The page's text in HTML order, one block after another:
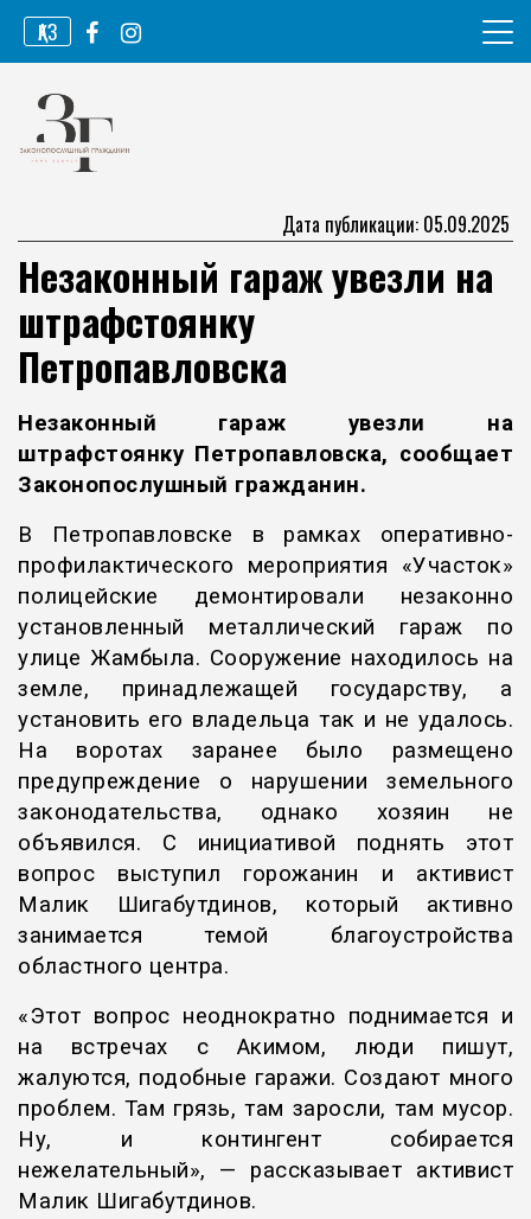
Перейти
содержимому
ҚАЗ
Законопослушный гражданин
Дата публикации: 05.09.2025
Незаконный гараж увезли на
штрафстоянку
Петропавловска
Незаконный гараж увезли на
штрафстоянку Петропавловска, сообщает
Законопослушный гражданин.
В Петропавловске в рамках оперативно-
профилактического мероприятия «Участок»
полицейские демонтировали незаконно
установленный металлический гараж по
улице Жамбыла. Сооружение находилось на
земле, принадлежащей государству, а
установить его владельца так и не удалось.
На воротах заранее было размещено
предупреждение о нарушении земельного
законодательства, однако хозяин не
объявился. С инициативой поднять этот
вопрос выступил горожанин и активист
Малик Шигабутдинов, который активно
занимается темой благоустройства
областного центра.
«Этот вопрос неоднократно поднимается и
на встречах с Акимом, люди пишут,
жалуются, подобные гаражи. Создают много
проблем. Там грязь, там заросли, там мусор.
Ну, и контингент собирается
нежелательный», — рассказывает активист
Малик Шигабутдинов.